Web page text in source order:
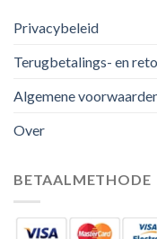
Privacybeleid
Terugbetalings- en
Algemene
Over
BETAALMETHODE